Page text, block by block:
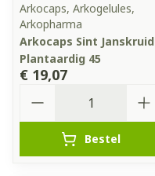
Arkocaps, Arkogelules,
Arkopharma
Arkocaps Sint Janskruid
Plantaardig 45
€ 19,07
Bestel